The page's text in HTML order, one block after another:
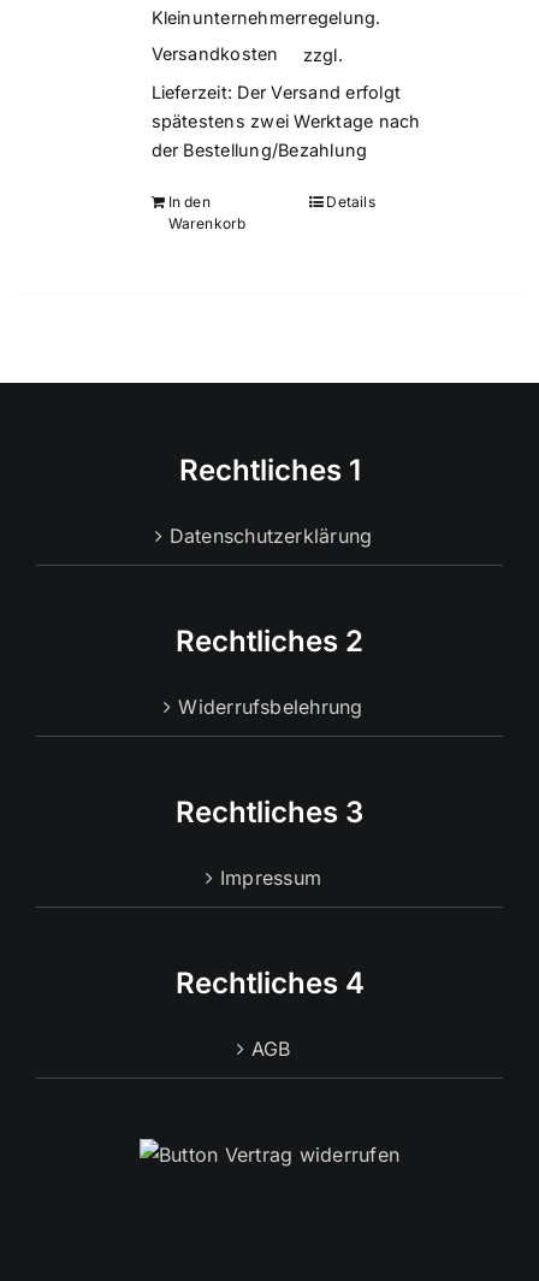
Kleinunternehmerregelung.
zzgl.
Versandkosten
Lieferzeit: Der Versand erfolgt
spätestens zwei Werktage nach
der Bestellung/Bezahlung
In den
Warenkorb
Details
Rechtliches 1
Datenschutzerklärung
Rechtliches 2
Widerrufsbelehrung
Rechtliches 3
Impressum
Rechtliches 4
AGB